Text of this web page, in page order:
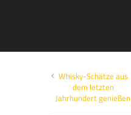
Whisky-Schätze aus
dem letzten
Jahrhundert genießen